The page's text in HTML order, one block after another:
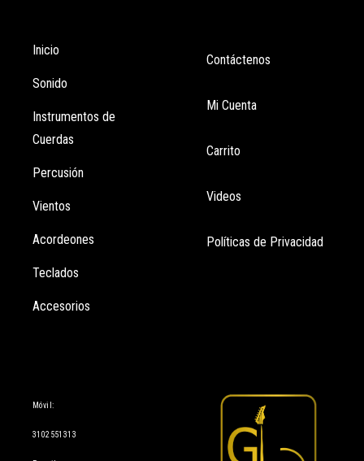
Inicio
Sonido
Instrumentos de
Cuerdas
Percusión
Vientos
Acordeones
Teclados
Accesorios
Contáctenos
Mi Cuenta
Carrito
Videos
Políticas de Privacidad
Móvil:
3102551313